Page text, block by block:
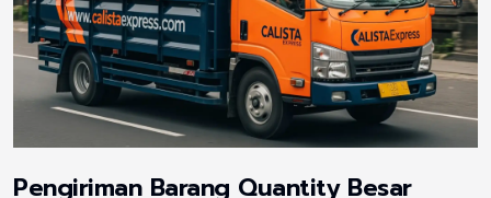
Pengiriman Barang Quantity Besar